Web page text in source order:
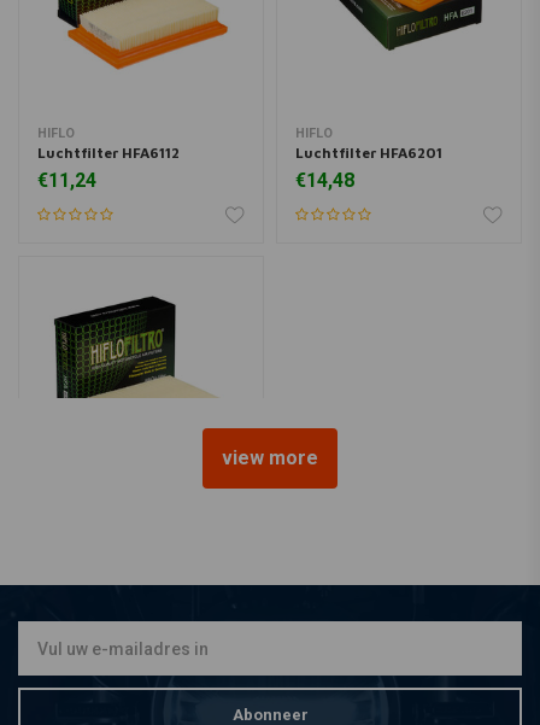
HIFLO
Luchtfilter HFA6112
€11,24
HIFLO
Luchtfilter HFA6201
€14,48
view more
Abonneer